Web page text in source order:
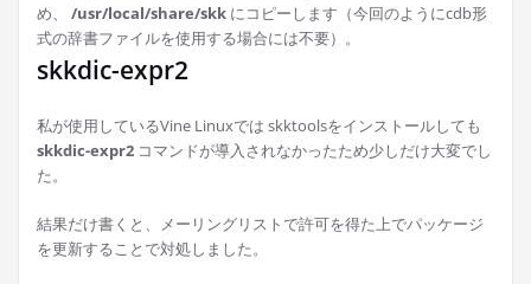
め、 /usr/local/share/skk にコピーします（今回のようにcdb形
式の辞書ファイルを使用する場合には不要）。
skkdic-expr2
私が使用しているVine Linuxでは skktoolsをインストールしても
skkdic-expr2 コマンドが導入されなかったため少しだけ大変でし
た。
結果だけ書くと、メーリングリストで許可を得た上でパッケージ
を更新することで対処しました。